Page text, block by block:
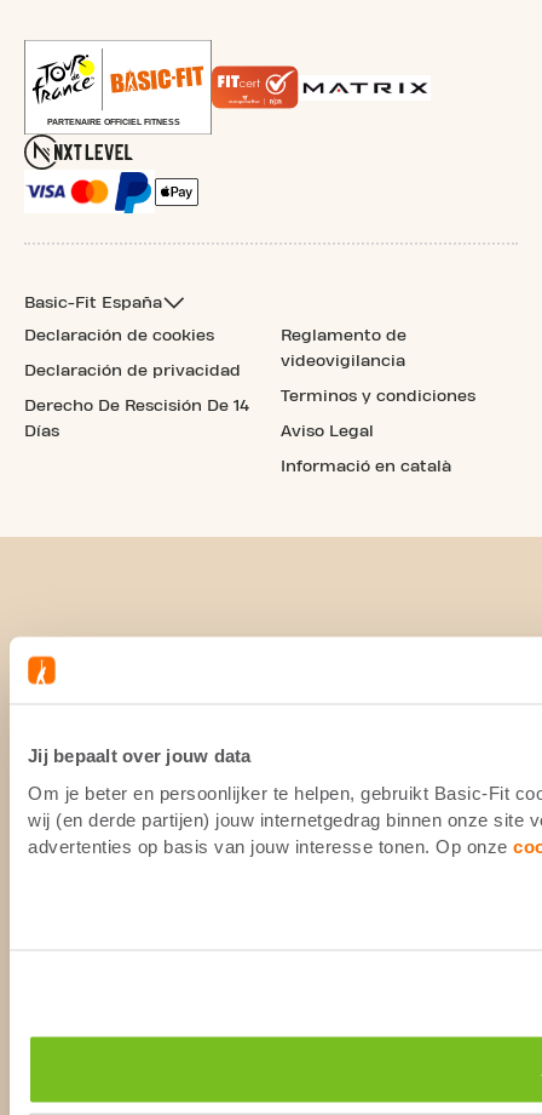
Jij bepaalt over jouw data
Om je beter en persoonlijker te helpen, gebruikt Basic-Fit
wij (en derde partijen) jouw internetgedrag binnen onze site
advertenties op basis van jouw interesse tonen. Op onze
Basic-Fit España
Declaración de cookies
Declaración de privacidad
Derecho De Rescisión De 14
Días
Reglamento de
videovigilancia
Terminos y condiciones
Aviso Legal
Informació en català